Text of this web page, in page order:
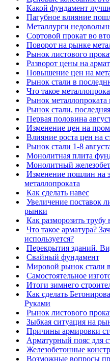
Какой фундамент
Пагубное влияние
Металлурги
Сортовой прокат во
Поворот на рынке
Рынок листового
Разворот цены на
Повышение цен на
Рынок стали в
Что такое
Рынок металлопроката
Рынок стали,
Первая половина
Изменение цен на
Влияние роста цен на
Рынок стали 1-8
Монолитная плита
Монолитный
Изменение пошлин на
металлопроката
Как сделать навес
Увеличение поставок
рынки
Как разморозить трубу
Что такое арматура?
используется?
Перекрытия зданий.
Свайный фундамент
Мировой рынок стали
Самостоятельное
Итоги зимнего
Как сделать
Руками
Рынок листового
Зыбкая ситуация на
Причины армировки
Арматурный пояс для
Железобетонные
Возможные вопросы